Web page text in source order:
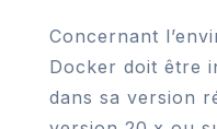
Concernant
Docker doit être
dans sa version